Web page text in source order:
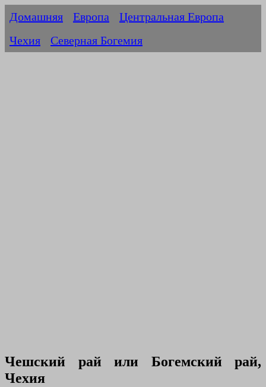
Домашняя Европа
Центральная Европа
Чехия
Северная Богемия
Чешский рай или Богемский рай,
Чехия